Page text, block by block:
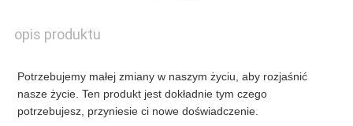
SITEMAP
opis produktu
Potrzebujemy małej zmiany w naszym życiu, aby rozjaśnić
nasze życie. Ten produkt jest dokładnie tym czego
potrzebujesz, przyniesie ci nowe doświadczenie.